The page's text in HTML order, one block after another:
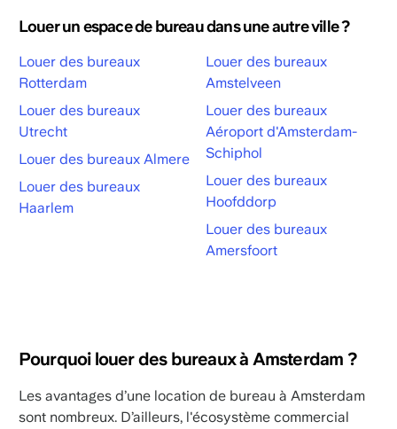
Louer un espace de bureau dans une autre ville ?
Louer des bureaux
Rotterdam
Louer des bureaux
Utrecht
Louer des bureaux Almere
Louer des bureaux
Haarlem
Louer des bureaux
Amstelveen
Louer des bureaux
Aéroport d'Amsterdam-
Schiphol
Louer des bureaux
Hoofddorp
Louer des bureaux
Amersfoort
Pourquoi louer des bureaux à Amsterdam ?
Les avantages d’une location de bureau à Amsterdam
sont nombreux. D’ailleurs, l'écosystème commercial